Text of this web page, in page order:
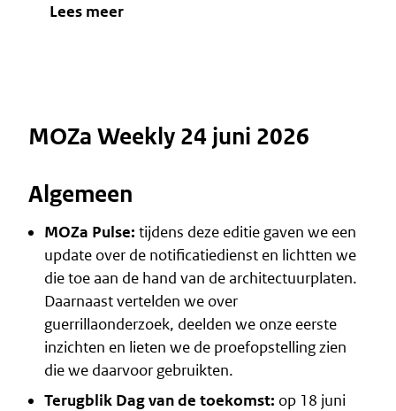
Lees meer
MOZa Weekly 24 juni 2026
Algemeen
MOZa Pulse: tijdens deze editie gaven we een
update over de notificatiedienst en lichtten we
die toe aan de hand van de architectuurplaten.
Daarnaast vertelden we over
guerrillaonderzoek, deelden we onze eerste
inzichten en lieten we de proefopstelling zien
die we daarvoor gebruikten.
Terugblik Dag van de toekomst: op 18 juni